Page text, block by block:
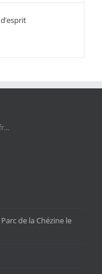
de la Chézine le